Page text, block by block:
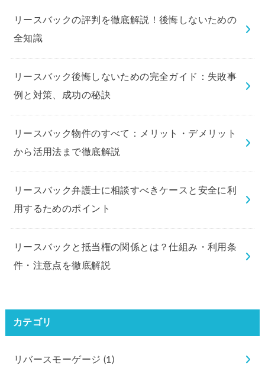
リースバックの評判を徹底解説！後悔しないための
全知識
リースバック後悔しないための完全ガイド：失敗事
例と対策、成功の秘訣
リースバック物件のすべて：メリット・デメリット
から活用法まで徹底解説
リースバック弁護士に相談すべきケースと安全に利
用するためのポイント
リースバックと抵当権の関係とは？仕組み・利用条
件・注意点を徹底解説
カテゴリ
リバースモーゲージ (1)